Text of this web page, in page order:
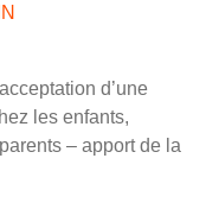
d’une
les enfants,
– apport de la